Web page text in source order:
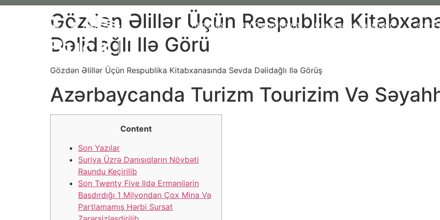
About Us Our Commitment Our organic Lavender Our
Gözdən Əlillər Üçün Respublika
Dəlidağlı Ilə Görü
Gözdən Əlillər Üçün Respublika Kitabxanasında Sevda Dəlidağlı Ilə Görüş
Azərbaycanda Turizm Tourizim Və
Content
Son Yazılar
Suriya Üzrə Danışıqların Növbəti
Raundu Keçirilib
Son Twenty Five Ildə Ermənilərin
Basdırdığı 1 Milyondan Çox Mina Və
Partlamamış Hərbi Sursat